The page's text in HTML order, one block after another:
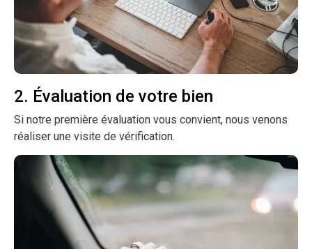
2. Évaluation de votre bien
Si notre première évaluation vous convient, nous venons
réaliser une visite de vérification.